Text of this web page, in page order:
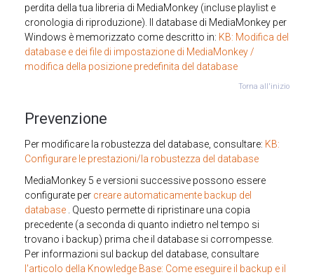
perdita della tua libreria di MediaMonkey (incluse playlist e
cronologia di riproduzione). Il database di MediaMonkey per
Windows è memorizzato come descritto in: KB: Modifica del
database e dei file di impostazione di MediaMonkey /
modifica della posizione predefinita del database
Torna all'inizio
Prevenzione
Per modificare la robustezza del database, consultare: KB:
Configurare le prestazioni/la robustezza del database
MediaMonkey 5 e versioni successive possono essere
configurate per creare automaticamente backup del
database . Questo permette di ripristinare una copia
precedente (a seconda di quanto indietro nel tempo si
trovano i backup) prima che il database si corrompesse.
Per informazioni sul backup del database, consultare
l'articolo della Knowledge Base: Come eseguire il backup e il